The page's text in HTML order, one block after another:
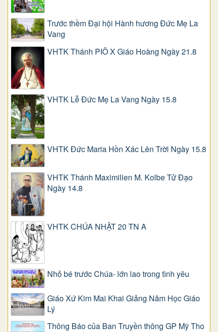
Trước thềm Đại hội Hành hương Đức Mẹ La
Vang
VHTK Thánh PIÔ X Giáo Hoàng Ngày 21.8
VHTK Lễ Đức Mẹ La Vang Ngày 15.8
VHTK Đức Maria Hồn Xác Lên Trời Ngày 15.8
VHTK Thánh Maximilien M. Kolbe Tử Đạo
Ngày 14.8
VHTK CHÚA NHẬT 20 TN A
Nhỏ bé trước Chúa- lớn lao trong tình yêu
Giáo Xứ Kim Mai Khai Giảng Năm Học Giáo
Lý
Thông Báo của Ban Truyền thông GP Mỹ Tho